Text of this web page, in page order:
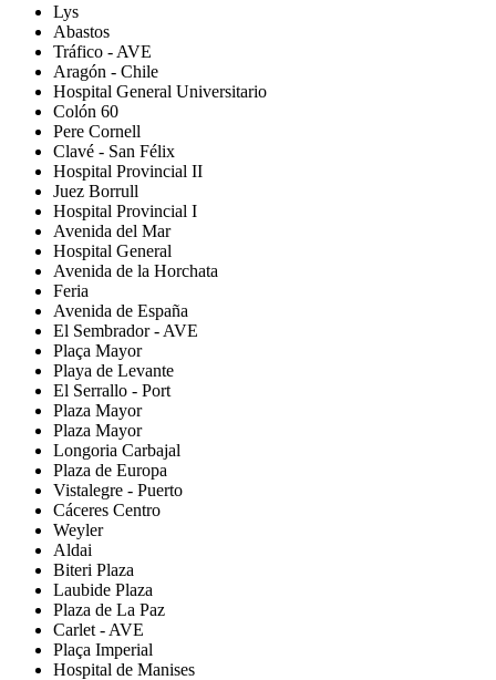
Lys
Abastos
Tráfico - AVE
Aragón - Chile
Hospital General Universitario
Colón 60
Pere Cornell
Clavé - San Félix
Hospital Provincial II
Juez Borrull
Hospital Provincial I
Avenida del Mar
Hospital General
Avenida de la Horchata
Feria
Avenida de España
El Sembrador - AVE
Plaça Mayor
Playa de Levante
El Serrallo - Port
Plaza Mayor
Plaza Mayor
Longoria Carbajal
Plaza de Europa
Vistalegre - Puerto
Cáceres Centro
Weyler
Aldai
Biteri Plaza
Laubide Plaza
Plaza de La Paz
Carlet - AVE
Plaça Imperial
Hospital de Manises